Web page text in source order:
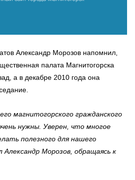
Александр Морозов напомнил,
палата Магнитогорска
а в декабре 2010 года она
магнитогорского гражданского
нужны. Уверен, что многое
полезного для нашего
Морозов, обращаясь к